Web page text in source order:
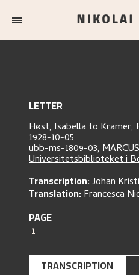
LETTER
Høst, Isabella to Kramer,
1928-10-05
ubb-ms-1809-03,
Universitetsbiblioteket i
Transcription:Johan
Translation:Francesca
PAGE
1
TRANSCRIPTION